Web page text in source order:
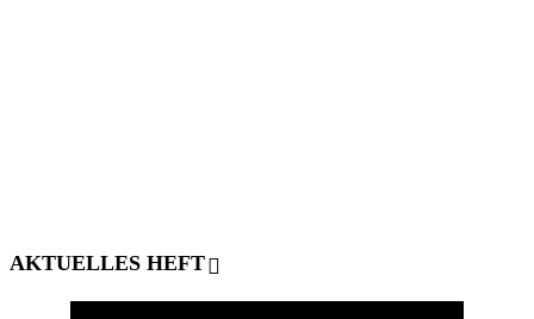
AKTUELLES HEFT